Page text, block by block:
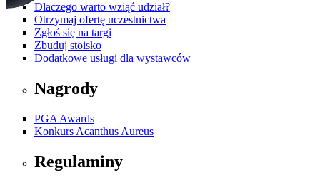
Dlaczego warto wziąć udział?
Otrzymaj ofertę uczestnictwa
Zgłoś się na targi
Zbuduj stoisko
Dodatkowe usługi dla wystawców
Nagrody
PGA Awards
Konkurs Acanthus Aureus
Regulaminy